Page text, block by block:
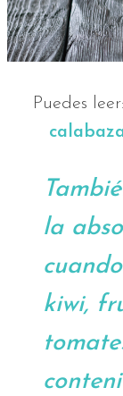
Puedes leer:
la
kiwi,